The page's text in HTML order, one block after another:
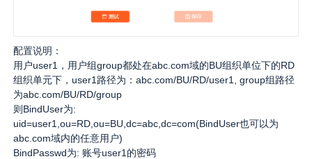
配置说明：
用户user1，用户组group都处在abc.com域的BU组织单位下的RD
组织单元下，user1路径为：abc.com/BU/RD/user1, group组路径
为abc.com/BU/RD/group
则BindUser为:
uid=user1,ou=RD,ou=BU,dc=abc,dc=com(BindUser也可以为
abc.com域内的任意用户)
BindPasswd为: 账号user1的密码